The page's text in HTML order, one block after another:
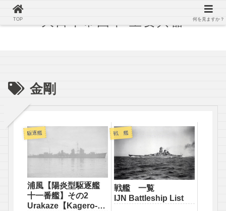
金剛
駆逐艦
浦風【陽炎型駆逐艦
十一番艦】その2
Urakaze【Kagero-
戦 艦
戦艦 一覧
IJN Battleship List
TOP 何を見ますか？